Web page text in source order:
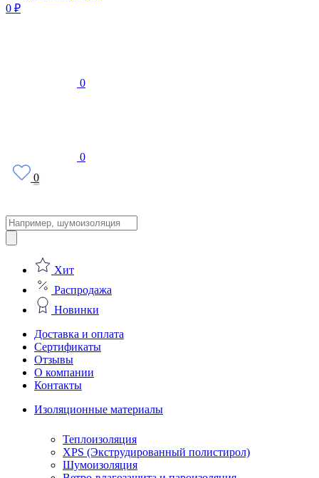
0 ₽
0
0
0
Поиск
товаров
Хит
Распродажа
Новинки
Доставка и оплата
Сертификаты
Отзывы
О компании
Контакты
Изоляционные материалы
Теплоизоляция
XPS (Экструдированный полистирол)
Шумоизоляция